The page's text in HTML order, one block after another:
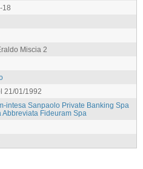
18
Miscia 2
21/01/1992
intesa Sanpaolo Private Banking Spa
Abbreviata Fideuram Spa